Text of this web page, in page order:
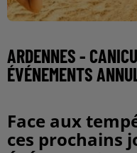
ARDENNES -
ÉVÉNEMENTS
Face aux
ces prochains